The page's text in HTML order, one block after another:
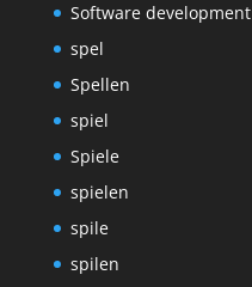
Software development
spel
Spellen
spiel
Spiele
spielen
spile
spilen